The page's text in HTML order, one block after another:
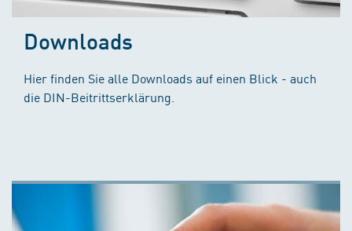
Downloads
Hier finden Sie alle Downloads auf einen Blick - auch
die DIN-Beitrittserklärung.